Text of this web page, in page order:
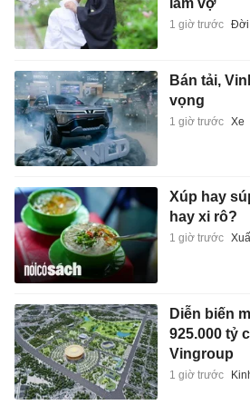
làm vợ
1 giờ trước Đời
Bán tải,
vọng
1 giờ trước Xe
Xúp hay
hay xi rô?
1 giờ trước
Diễn biến
925.000 tỷ
Vingroup
1 giờ trước